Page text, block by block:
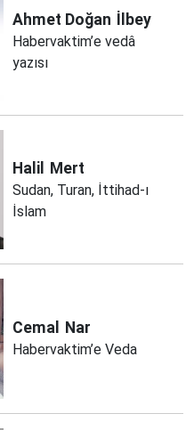
Ahmet Doğan İlbey
Habervaktim’e vedâ
yazısı
Halil Mert
Sudan, Turan, İttihad-ı
İslam
Cemal Nar
Habervaktim’e Veda